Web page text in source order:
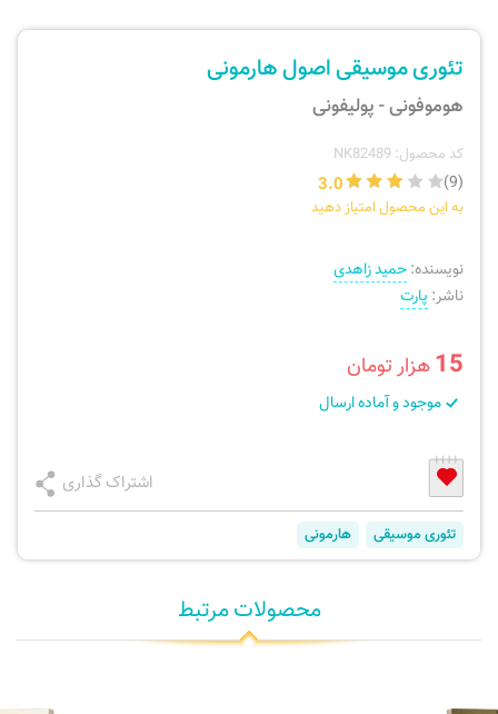
نی، فلوت، سازهای بادی
ارسال سفارش
تئوری موسیقی اصول هارمونی
هوموفونی - پولیفونی
کد محصول: NK82489
(9)
3.0
به این محصول امتیاز دهید
نویسنده:حمید زاهدی
ناشر: پارت
15هزار تومان
موجود و آماده ارسال
اشتراک گذاری
تئوری موسیقی هارمونی
محصولات مرتبط